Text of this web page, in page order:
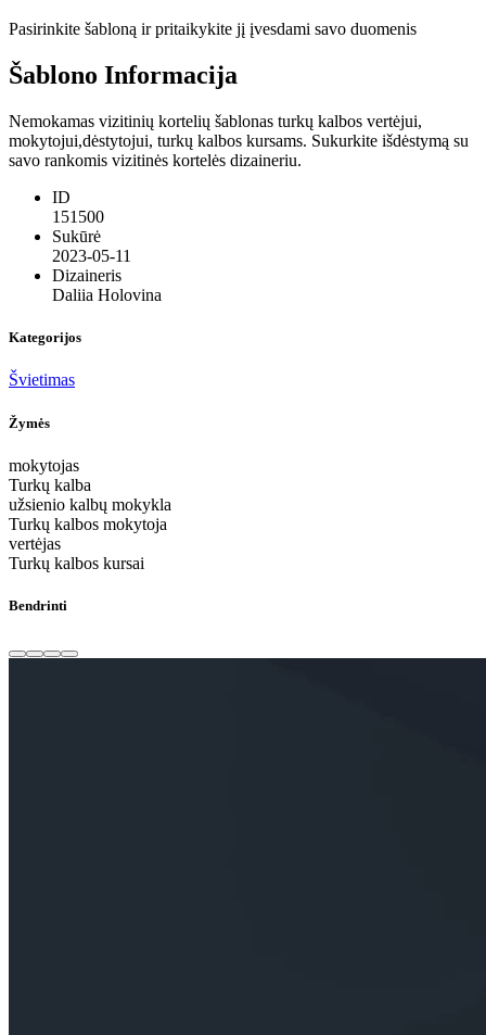
Pasirinkite šabloną ir pritaikykite jį įvesdami savo duomenis
Šablono Informacija
Nemokamas vizitinių kortelių šablonas turkų kalbos vertėjui,
mokytojui,dėstytojui, turkų kalbos kursams. Sukurkite išdėstymą su
savo rankomis vizitinės kortelės dizaineriu.
ID
151500
Sukūrė
2023-05-11
Dizaineris
Daliia Holovina
Kategorijos
Švietimas
Žymės
mokytojas
Turkų kalba
užsienio kalbų mokykla
Turkų kalbos mokytoja
vertėjas
Turkų kalbos kursai
Bendrinti